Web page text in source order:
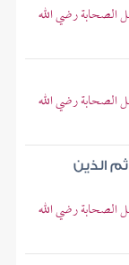
رضي الله
رضي الله
الذين
رضي الله